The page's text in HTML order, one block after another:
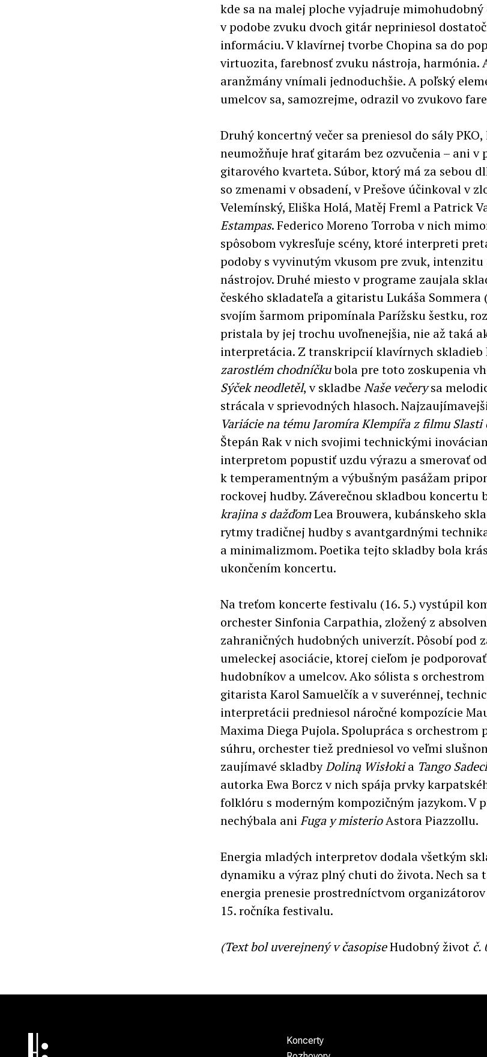
kde sa na malej ploche vyjadruje
v podobe zvuku dvoch gitár nepriniesol
informáciu. V klavírnej tvorbe Chopina sa do
virtuozita, farebnosť zvuku nástroja, harmónia.
aranžmány vnímali jednoduchšie. A poľský
umelcov sa, samozrejme, odrazil vo zvukovo
Druhý koncertný večer sa preniesol do sály
neumožňuje hrať gitarám bez ozvučenia – ani v
gitarového kvarteta. Súbor, ktorý má za sebou
so zmenami v obsadení, v Prešove účinkoval v
Velemínský, Eliška Holá, Matěj Freml a Patrick
Estampas. Federico Moreno Torroba v nich
spôsobom vykresľuje scény, ktoré interpreti
podoby s vyvinutým vkusom pre zvuk,
nástrojov. Druhé miesto v programe zaujala
českého skladateľa a gitaristu Lukáša Sommera
svojím šarmom pripomínala Parížsku šestku,
pristala by jej trochu uvoľnenejšia, nie až taká
interpretácia. Z transkripcií klavírnych skladieb
zarostlém chodníčkubola pre toto zoskupenia
Sýček neodletěl, v skladbe Naše večerysa
strácala v sprievodných hlasoch.
Variácie na tému Jaromíra Klempířa z filmu Slasti
Štepán Rak v nich svojimi technickými
interpretom popustiť uzdu výrazu a smerovať
k temperamentným a výbušným pasážam
rockovej hudby. Záverečnou skladbou koncertu
krajina s dažďomLea Brouwera, kubánskeho
rytmy tradičnej hudby s avantgardnými
a minimalizmom. Poetika tejto skladby bola
ukončením koncertu.
Na treťom koncerte festivalu (16. 5.) vystúpil
orchester Sinfonia Carpathia, zložený z
zahraničných hudobných univerzít. Pôsobí pod
umeleckej asociácie, ktorej cieľom je
hudobníkov a umelcov. Ako sólista s
gitarista Karol Samuelčík a v suverénnej,
interpretácii predniesol náročné kompozície
Maxima Diega Pujola. Spolupráca s
súhru, orchester tiež predniesol vo veľmi
zaujímavé skladbyDoliną Wisłokia Tango
autorka Ewa Borcz v nich spája prvky
folklóru s moderným kompozičným jazykom. V
nechýbala ani Fuga y misterioAstora Piazzollu.
Energia mladých interpretov dodala všetkým
dynamiku a výraz plný chuti do života. Nech sa
energia prenesie prostredníctvom
15. ročníka festivalu.
(Text bol uverejnený v časopiseHudobný život č.
Koncerty